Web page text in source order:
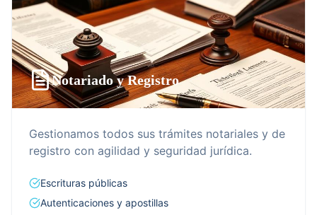
Notariado y Registro
Gestionamos todos sus trámites notariales y de
registro con agilidad y seguridad jurídica.
Escrituras públicas
Autenticaciones y apostillas